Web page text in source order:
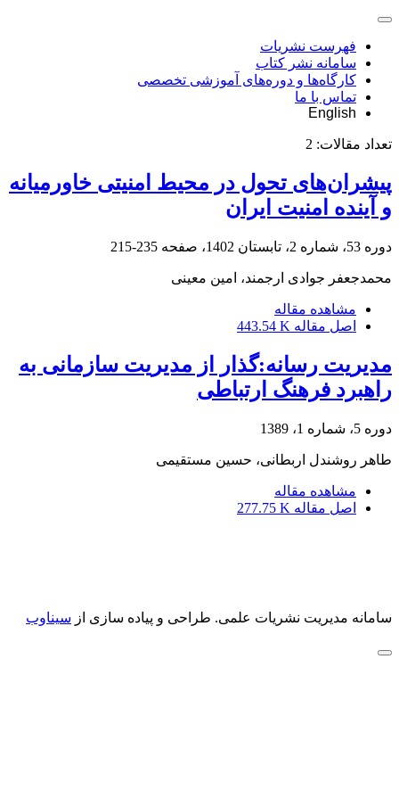
فهرست نشریات
سامانه نشر کتاب
کارگاه‌ها و دوره‌های آموزشی تخصصی
تماس با ما
English
تعداد مقالات: 2
پیشرا‌ن‌های تحول در محیط امنیتی خاورمیانه
و آینده امنیت ایران
دوره 53، شماره 2، تابستان 1402، صفحه 235-215
محمدجعفر جوادی ارجمند، امین معینی
مشاهده مقاله
اصل مقاله 443.54 K
مدیریت رسانه:گذار از مدیریت سازمانی به
راهبرد فرهنگ ارتباطی
دوره 5، شماره 1، 1389
طاهر روشندل اربطانی، حسین مستقیمی
مشاهده مقاله
اصل مقاله 277.75 K
سامانه مدیریت نشریات علمی. طراحی و پیاده سازی از سیناوب